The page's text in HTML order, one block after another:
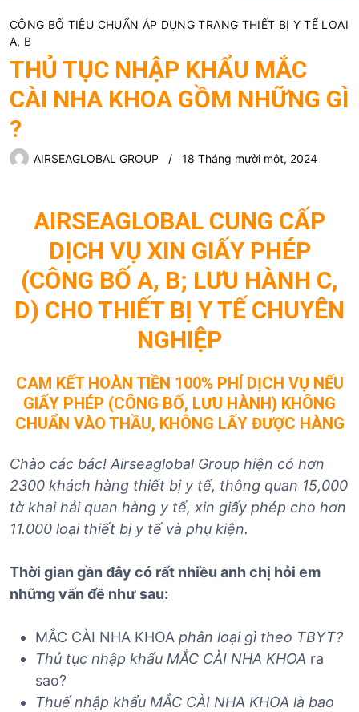
CÔNG BỐ TIÊU CHUẨN ÁP DỤNG TRANG THIẾT BỊ Y TẾ LOẠI
A, B
THỦ TỤC NHẬP KHẨU MẮC
CÀI NHA KHOA GỒM NHỮNG GÌ
?
AIRSEAGLOBAL GROUP 18 Tháng mười một, 2024
AIRSEAGLOBAL CUNG CẤP
DỊCH VỤ XIN GIẤY PHÉP
(CÔNG BỐ A, B; LƯU HÀNH C,
D) CHO THIẾT BỊ Y TẾ CHUYÊN
NGHIỆP
CAM KẾT HOÀN TIỀN 100% PHÍ DỊCH VỤ NẾU
GIẤY PHÉP (CÔNG BỐ, LƯU HÀNH) KHÔNG
CHUẨN VÀO THẦU, KHÔNG LẤY ĐƯỢC HÀNG
Chào các bác! Airseaglobal Group hiện có hơn
2300 khách hàng thiết bị y tế, thông quan 15,000
tờ khai hải quan hàng y tế, xin giấy phép cho hơn
11.000 loại thiết bị y tế và phụ kiện.
Thời gian gần đây có rất nhiều anh chị hỏi em
những vấn đề như sau:
MẮC CÀI NHA KHOA phân loại gì theo TBYT?
Thủ tục nhập khẩu MẮC CÀI NHA KHOA ra
sao?
Thuế nhập khẩu MẮC CÀI NHA KHOA là bao